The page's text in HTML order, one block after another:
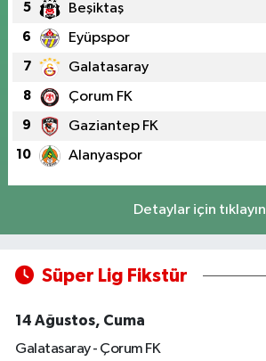
5 Beşiktaş
6 Eyüpspor
7 Galatasaray
8 Çorum FK
9 Gaziantep FK
10 Alanyaspor
Detaylar için tıklayın
Süper Lig Fikstür
14 Ağustos, Cuma
Galatasaray - Çorum FK